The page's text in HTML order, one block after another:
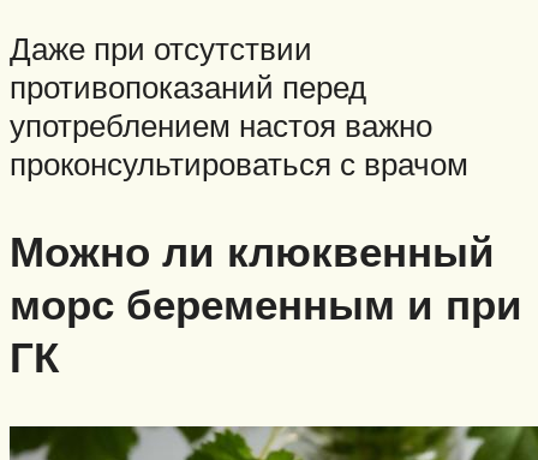
Даже при отсутствии
противопоказаний перед
употреблением настоя важно
проконсультироваться с врачом
Можно ли клюквенный
морс беременным и при
ГК